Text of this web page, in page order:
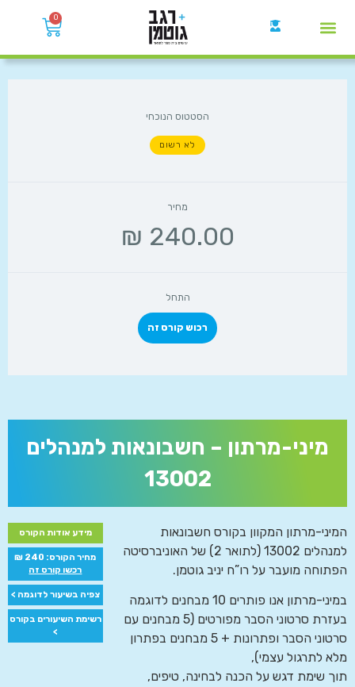
0
הסטטוס הנוכחי
לא רשום
מחיר
התחל
רכוש קורס זה
מיני-מרתון – חשבונאות למנהלים
13002
מידע אודות הקורס
מחיר הקורס: 240 ₪
רכשו קורס זה
צפיה בשיעור לדוגמה >
רשימת השיעורים בקורס
>
המיני-מרתון המקוון בקורס חשבונאות
למנהלים 13002 (לתואר 2) של האוניברסיטה
הפתוחה מועבר על רו”ח יניב גוטמן.
במיני-מרתון אנו פותרים 10 מבחנים לדוגמה
בעזרת סרטוני הסבר מפורטים (5 מבחנים עם
סרטוני הסבר ופתרונות + 5 מבחנים בפתרון
מלא לתרגול עצמי),
תוך שימת דגש על הכנה לבחינה, טיפים,